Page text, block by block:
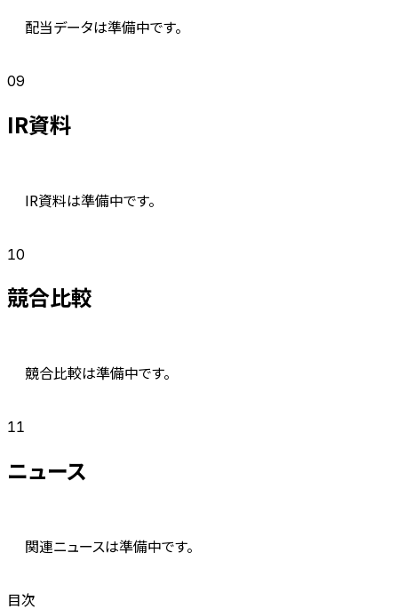
配当データは準備中です。
09
IR資料
IR資料は準備中です。
10
競合比較
競合比較は準備中です。
11
ニュース
関連ニュースは準備中です。
目次